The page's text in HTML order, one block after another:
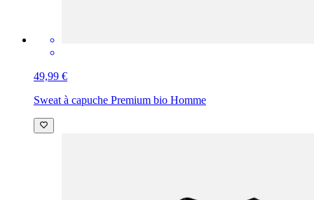
49,99 €
Sweat à capuche Premium bio Homme